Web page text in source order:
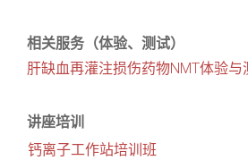
相关服务（体验、测试）
肝缺血再灌注损伤药物NMT体验与
讲座培训
钙离子工作站培训班